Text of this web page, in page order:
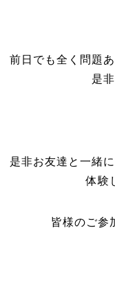
前日でも全く問題
是
是非お友達と一緒
体験
皆様のご参